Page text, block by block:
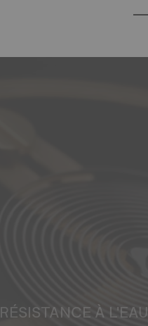
RÉSISTANCE À L'EAU